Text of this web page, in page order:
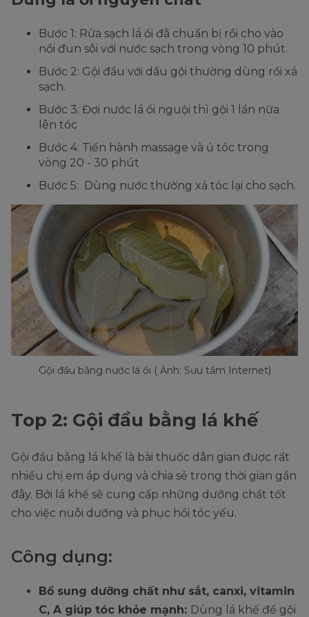
Bước 1: Rửa sạch lá ổi đã chuẩn bị rồi cho vào
nồi đun sôi với nước sạch trong vòng 10 phút.
Bước 2: Gội đầu với dầu gội thường dùng rồi xả
sạch.
Bước 3: Đợi nước lá ổi nguội thì gội 1 lần nữa
lên tóc
Bước 4: Tiến hành massage và ủ tóc trong
vòng 20 - 30 phút
Bước 5: Dùng nước thường xả tóc lại cho sạch.
Gội đầu bằng nước lá ổi ( Ảnh: Sưu tầm Internet)
Top 2: Gội đầu bằng lá khế
Gội đầu bằng lá khế là bài thuốc dân gian được rất
nhiều chị em áp dụng và chia sẻ trong thời gian gần
đây. Bởi lá khế sẽ cung cấp những dưỡng chất tốt
cho việc nuôi dưỡng và phục hồi tóc yếu.
Công dụng:
Bổ sung dưỡng chất như sắt, canxi, vitamin
C, A giúp tóc khỏe mạnh: Dùng lá khế để gội